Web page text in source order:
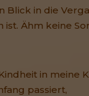
Blick in die
Ähm keine
in meine
passiert,